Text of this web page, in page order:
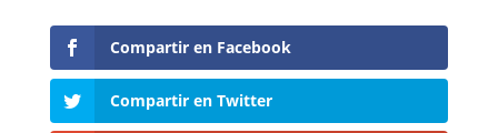
Compartir en Facebook
Compartir en Twitter